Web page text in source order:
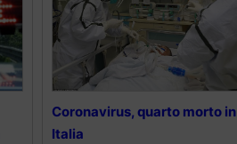
Coronavirus, quarto morto in
Italia